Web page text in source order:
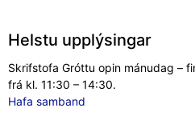
Helstu upplýsingar
Skrifstofa Gróttu opin mánudag –
frá kl. 11:30 – 14:30.
Hafa samband